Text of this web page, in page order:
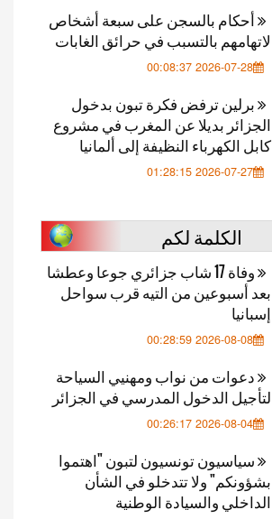
أحكام بالسجن على سبعة أشخاص
لاتهامهم بالتسبب في حرائق الغابات
2026-07-28 00:08:37
برلين ترفض فكرة تبون بدخول
الجزائر بديلا عن المغرب في مشروع
كابل الكهرباء النظيفة إلى ألمانيا
2026-07-27 01:28:15
الكلمة لكم
وفاة 17 شاب جزائري جوعا وعطشا
بعد أسبوعين من التيه قرب سواحل
إسبانيا
2026-08-08 00:28:59
دعوات من نواب ومهنيي السياحة
لتأجيل الدخول المدرسي في الجزائر
2026-08-04 00:26:17
سياسيون تونسيون لتبون "اهتموا
بشؤونكم" ولا تتدخلو في الشأن
الداخلي والسيادة الوطنية